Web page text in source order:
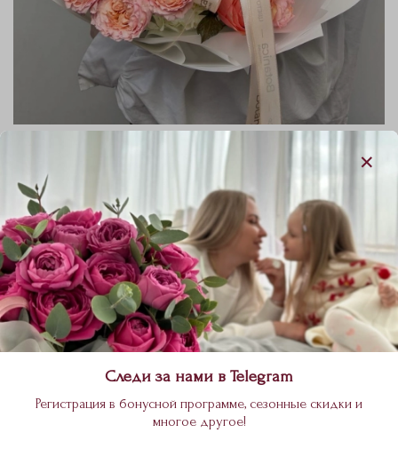
Цитрусовый букет с гортензией и пионовидной
розой Джульетта 2607202540
Цвет
персиково-белый
Тип букета
Авторский
6 020 ₽
В корзину
- роза кахала 3шт
Следи за нами в Telegram
Регистрация в бонусной программе, сезонные скидки и
многое другое!